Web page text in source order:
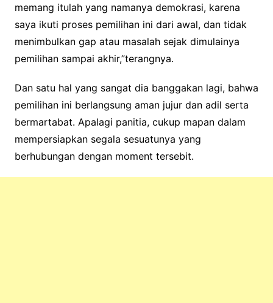
memang itulah yang namanya demokrasi, karena
saya ikuti proses pemilihan ini dari awal, dan tidak
menimbulkan gap atau masalah sejak dimulainya
pemilihan sampai akhir,”terangnya.
Dan satu hal yang sangat dia banggakan lagi, bahwa
pemilihan ini berlangsung aman jujur dan adil serta
bermartabat. Apalagi panitia, cukup mapan dalam
mempersiapkan segala sesuatunya yang
berhubungan dengan moment tersebit.